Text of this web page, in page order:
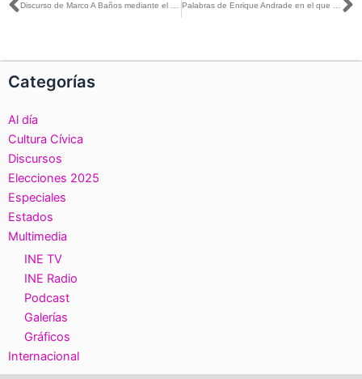
Ant Discurso de Marco A Baños mediante el cual se modifica el capítulo XIX de debates del libro tercero del Reglamento de Elecciones Palabras de Enrique Andrade en el que se reforma el Reglamento Interior del INE
Categorías
Al día
Cultura Cívica
Discursos
Elecciones 2025
Especiales
Estados
Multimedia
INE TV
INE Radio
Podcast
Galerías
Gráficos
Internacional